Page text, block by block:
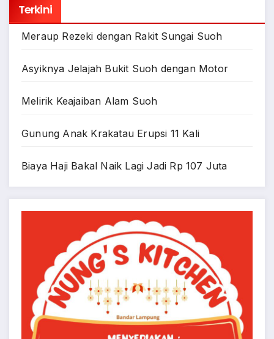
Terkini
Meraup Rezeki dengan Rakit Sungai Suoh
Asyiknya Jelajah Bukit Suoh dengan Motor
Melirik Keajaiban Alam Suoh
Gunung Anak Krakatau Erupsi 11 Kali
Biaya Haji Bakal Naik Lagi Jadi Rp 107 Juta